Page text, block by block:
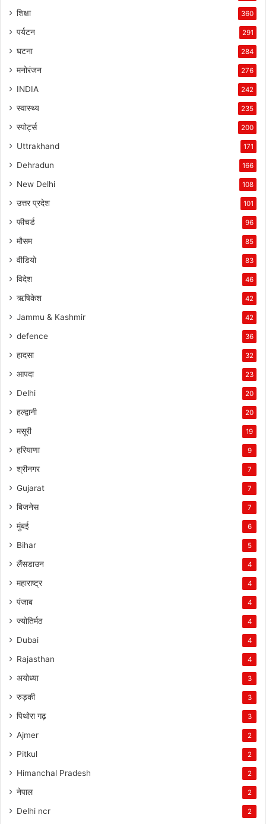
शिक्षा 360
पर्यटन 291
घटना 284
मनोरंजन 276
INDIA 242
स्वास्थ्य 235
स्पोर्ट्स 200
Uttrakhand 171
Dehradun 166
New Delhi 108
उत्तर प्रदेश 101
फीचर्ड 96
मौसम 85
वीडियो 83
विदेश 46
ऋषिकेश 42
Jammu & Kashmir 42
defence 36
हादसा 32
आपदा 23
Delhi 20
हल्द्वानी 20
मसूरी 19
हरियाणा 9
श्रीनगर 7
Gujarat 7
बिजनेस 7
मुंबई 6
Bihar 5
लैंसडाउन 4
महाराष्ट्र 4
पंजाब 4
ज्योतिर्मठ 4
Dubai 4
Rajasthan 4
अयोध्या 3
रुड़की 3
पिथोरा गढ़ 3
Ajmer 2
Pitkul 2
Himanchal Pradesh 2
नेपाल 2
Delhi ncr 2